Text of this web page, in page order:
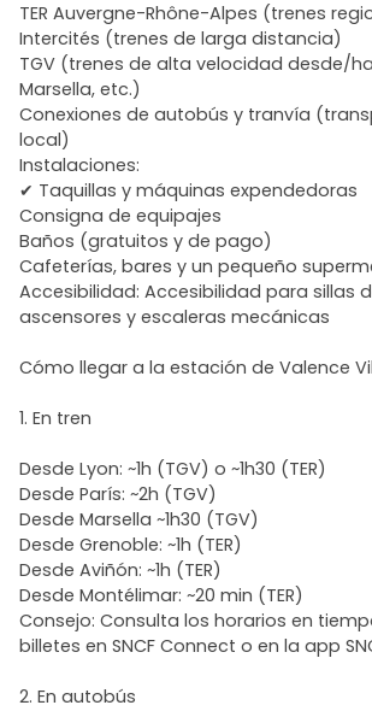
TER Auvergne-Rhône-Alpes (trenes
Intercités (trenes de larga distancia)
TGV (trenes de alta velocidad desde/
Marsella, etc.)
Conexiones de autobús y tranvía
local)
Instalaciones:
✔ Taquillas y máquinas expendedoras
Consigna de equipajes
Baños (gratuitos y de pago)
Cafeterías, bares y un pequeño
Accesibilidad: Accesibilidad para sillas
ascensores y escaleras mecánicas
Cómo llegar a la estación de Valence
1. En tren
Desde Lyon: ~1h (TGV) o ~1h30 (TER)
Desde París: ~2h (TGV)
Desde Marsella ~1h30 (TGV)
Desde Grenoble: ~1h (TER)
Desde Aviñón: ~1h (TER)
Desde Montélimar: ~20 min (TER)
Consejo: Consulta los horarios en
billetes en SNCF Connect o en la app
2. En autobús